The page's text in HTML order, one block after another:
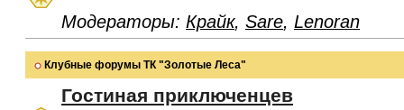
Модераторы: Крайк, Sare, Lenoran
Клубные форумы ТК "Золотые Леса"
Гостиная приключенцев